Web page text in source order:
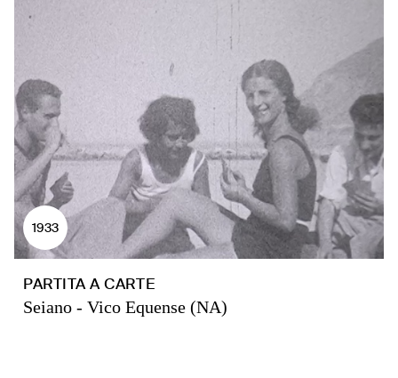
1933
PARTITA A CARTE
Seiano - Vico Equense (NA)